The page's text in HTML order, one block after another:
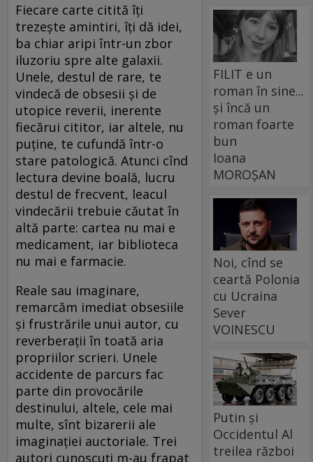
Fiecare carte citită îți
trezește amintiri, îți dă idei,
ba chiar aripi într-un zbor
iluzoriu spre alte galaxii.
Unele, destul de rare, te
vindecă de obsesii și de
utopice reverii, inerente
fiecărui cititor, iar altele, nu
puține, te cufundă într-o
stare patologică. Atunci cînd
lectura devine boală, lucru
destul de frecvent, leacul
vindecării trebuie căutat în
altă parte: cartea nu mai e
medicament, iar biblioteca
nu mai e farmacie.
Reale sau imaginare,
remarcăm imediat obsesiile
și frustrările unui autor, cu
reverberații în toată aria
propriilor scrieri. Unele
accidente de parcurs fac
parte din provocările
destinului, altele, cele mai
multe, sînt bizarerii ale
imaginației auctoriale. Trei
autori cunoscuți m-au frapat
FILIT e un
roman în sine...
și încă un
roman foarte
bun
Ioana
MOROȘAN
Noi, cînd se
ceartă Polonia
cu Ucraina
Sever
VOINESCU
Putin și
Occidentul Al
treilea război